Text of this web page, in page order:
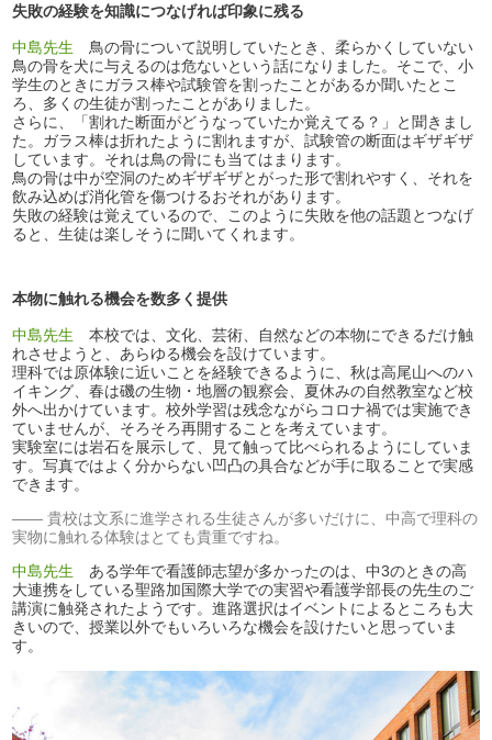
失敗の経験を知識につなげれば印象に残る
中島先生 鳥の骨について説明していたとき、柔らかくしていない
鳥の骨を犬に与えるのは危ないという話になりました。そこで、小
学生のときにガラス棒や試験管を割ったことがあるか聞いたとこ
ろ、多くの生徒が割ったことがありました。
さらに、「割れた断面がどうなっていたか覚えてる？」と聞きまし
た。ガラス棒は折れたように割れますが、試験管の断面はギザギザ
しています。それは鳥の骨にも当てはまります。
鳥の骨は中が空洞のためギザギザとがった形で割れやすく、それを
飲み込めば消化管を傷つけるおそれがあります。
失敗の経験は覚えているので、このように失敗を他の話題とつなげ
ると、生徒は楽しそうに聞いてくれます。
本物に触れる機会を数多く提供
中島先生 本校では、文化、芸術、自然などの本物にできるだけ触
れさせようと、あらゆる機会を設けています。
理科では原体験に近いことを経験できるように、秋は高尾山へのハ
イキング、春は磯の生物・地層の観察会、夏休みの自然教室など校
外へ出かけています。校外学習は残念ながらコロナ禍では実施でき
ていませんが、そろそろ再開することを考えています。
実験室には岩石を展示して、見て触って比べられるようにしていま
す。写真ではよく分からない凹凸の具合などが手に取ることで実感
できます。
貴校は文系に進学される生徒さんが多いだけに、中高で理科の
実物に触れる体験はとても貴重ですね。
中島先生 ある学年で看護師志望が多かったのは、中3のときの高
大連携をしている聖路加国際大学での実習や看護学部長の先生のご
講演に触発されたようです。進路選択はイベントによるところも大
きいので、授業以外でもいろいろな機会を設けたいと思っていま
す。